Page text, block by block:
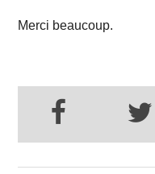
Merci beaucoup.